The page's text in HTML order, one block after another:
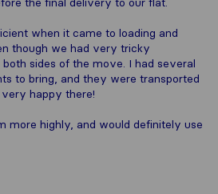
when it came to loading and
though we had very tricky
sides of the move. I had several
to bring, and they were transported
happy there!
more highly, and would definitely use